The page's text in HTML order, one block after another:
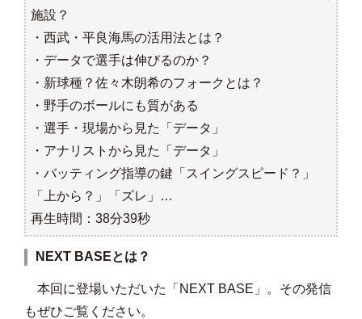
施設？
・西武・平良海馬の活用法とは？
・データで選手は伸びるのか？
・新球種？佐々木朗希のフォークとは？
・野手のボールにも質がある
・選手・現場から見た「データ」
・アナリストから見た「データ」
・バッティング指導の鍵「スイングスピード？」
「上から？」「ズレ」…
再生時間：38分39秒
NEXT BASEとは？
本回に登場いただいた「NEXT BASE」。その発信
もぜひご覧ください。